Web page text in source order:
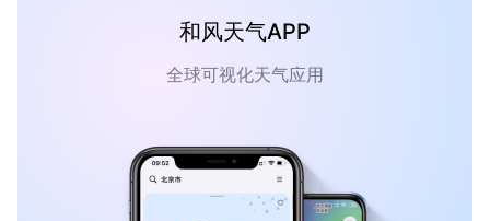
和风天气APP
全球可视化天气应用